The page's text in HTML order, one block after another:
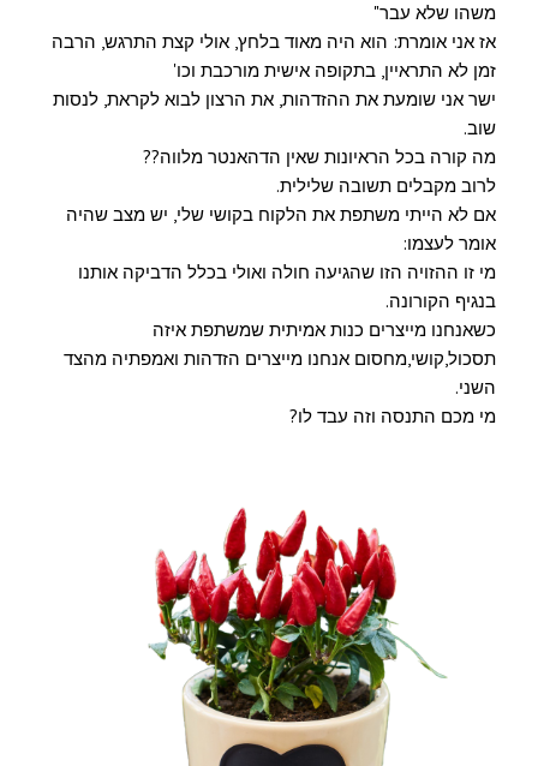
משהו שלא עבר"
אז אני אומרת: הוא היה מאוד בלחץ, אולי קצת התרגש, הרבה
זמן לא התראיין, בתקופה אישית מורכבת וכו'
ישר אני שומעת את ההזדהות, את הרצון לבוא לקראת, לנסות
שוב.
מה קורה בכל הראיונות שאין הדהאנטר מלווה??
לרוב מקבלים תשובה שלילית.
אם לא הייתי משתפת את הלקוח בקושי שלי, יש מצב שהיה
אומר לעצמו:
מי זו ההזויה הזו שהגיעה חולה ואולי בכלל הדביקה אותנו
בנגיף הקורונה.
כשאנחנו מייצרים כנות אמיתית שמשתפת איזה
תסכול,קושי,מחסום אנחנו מייצרים הזדהות ואמפתיה מהצד
השני.
מי מכם התנסה וזה עבד לו?